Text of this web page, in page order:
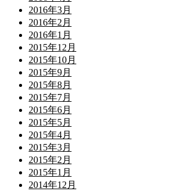
2016年3月
2016年2月
2016年1月
2015年12月
2015年10月
2015年9月
2015年8月
2015年7月
2015年6月
2015年5月
2015年4月
2015年3月
2015年2月
2015年1月
2014年12月